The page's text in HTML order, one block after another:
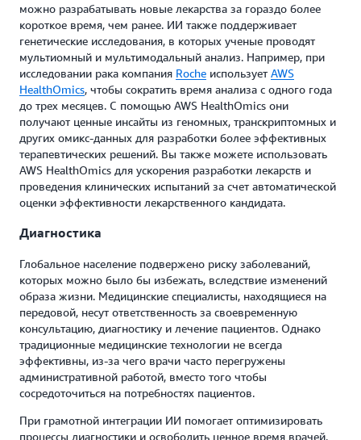
можно разрабатывать новые лекарства за гораздо более
короткое время, чем ранее. ИИ также поддерживает
генетические исследования, в которых ученые проводят
мультиомный и мультимодальный анализ. Например, при
исследовании рака компания Roche использует AWS
HealthOmics, чтобы сократить время анализа с одного года
до трех месяцев. С помощью AWS HealthOmics они
получают ценные инсайты из геномных, транскриптомных и
других омикс-данных для разработки более эффективных
терапевтических решений. Вы также можете использовать
AWS HealthOmics для ускорения разработки лекарств и
проведения клинических испытаний за счет автоматической
оценки эффективности лекарственного кандидата.
Диагностика
Глобальное население подвержено риску заболеваний,
которых можно было бы избежать, вследствие изменений
образа жизни. Медицинские специалисты, находящиеся на
передовой, несут ответственность за своевременную
консультацию, диагностику и лечение пациентов. Однако
традиционные медицинские технологии не всегда
эффективны, из-за чего врачи часто перегружены
административной работой, вместо того чтобы
сосредоточиться на потребностях пациентов.
При грамотной интеграции ИИ помогает оптимизировать
процессы диагностики и освободить ценное время врачей.